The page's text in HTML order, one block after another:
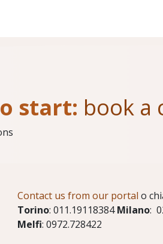
start: book a
Contact us from our portal o
Torino: 011.19118384Milano:
Melfi: 0972.728422